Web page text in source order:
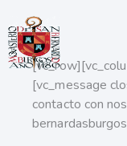
[vc_message
contacto con